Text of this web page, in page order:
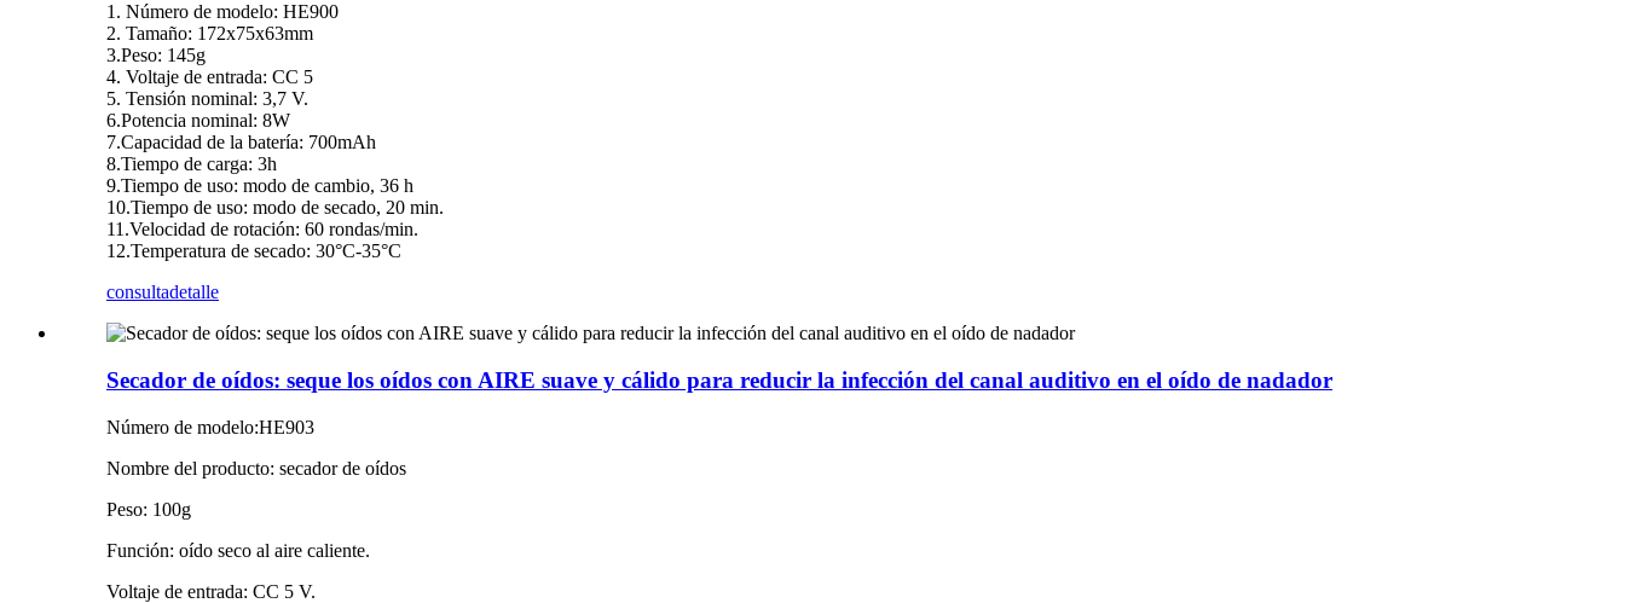
1. Número de modelo: HE900
2. Tamaño: 172x75x63mm
3.Peso: 145g
4. Voltaje de entrada: CC 5
5. Tensión nominal: 3,7 V.
6.Potencia nominal: 8W
7.Capacidad de la batería: 700mAh
8.Tiempo de carga: 3h
9.Tiempo de uso: modo de cambio, 36 h
10.Tiempo de uso: modo de secado, 20 min.
11.Velocidad de rotación: 60 rondas/min.
12.Temperatura de secado: 30°C-35°C
consultadetalle
Secador de oídos: seque los oídos con AIRE suave y cálido para reducir la infección del canal auditivo en el oído de nadador
Número de modelo:HE903
Nombre del producto: secador de oídos
Peso: 100g
Función: oído seco al aire caliente.
Voltaje de entrada: CC 5 V.